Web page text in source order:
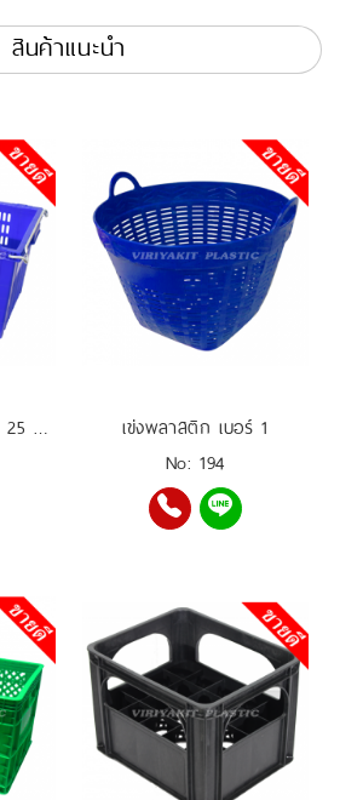
สินค้าแนะนำ
ตะกร้าหูเหล็ก ลังหูเหล็ก 25 กิโล
เข่งพลาสติก เบอร์ 1
No: 194